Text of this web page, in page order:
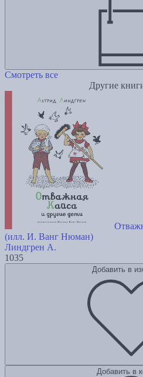
Смотреть все
Другие
(илл. И. Ванг Нюман)
Линдгрен А.
1035
Добавить в
Добавить в